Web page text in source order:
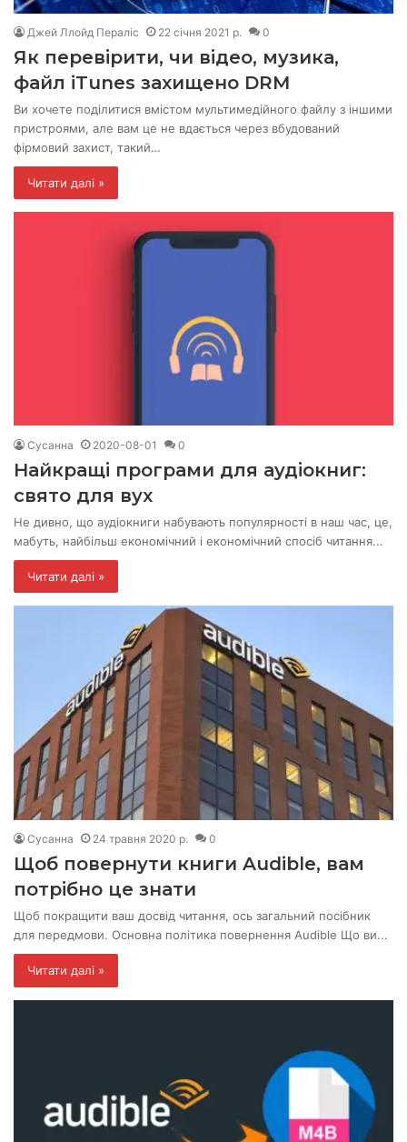
Джей Ллойд Пераліс 22 січня 2021 р. 0
Як перевірити, чи відео, музика,
файл iTunes захищено DRM
Ви хочете поділитися вмістом мультимедійного файлу з іншими
пристроями, але вам це не вдається через вбудований
фірмовий захист, такий…
Читати далі »
Сусанна 2020-08-01 0
Найкращі програми для аудіокниг:
свято для вух
Не дивно, що аудіокниги набувають популярності в наш час, це,
мабуть, найбільш економічний і економічний спосіб читання...
Читати далі »
Сусанна 24 травня 2020 р. 0
Щоб повернути книги Audible, вам
потрібно це знати
Щоб покращити ваш досвід читання, ось загальний посібник
для передмови. Основна політика повернення Audible Що ви...
Читати далі »